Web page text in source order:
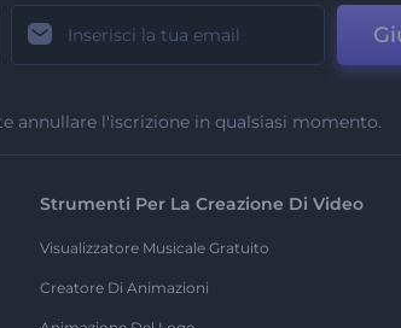
annullare l'iscrizione in qualsiasi momento.
Strumenti Per La Creazione Di Video
Visualizzatore Musicale Gratuito
Creatore Di Animazioni